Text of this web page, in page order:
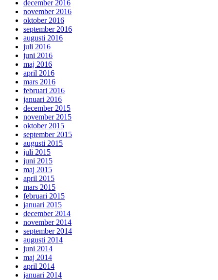
december 2016
november 2016
oktober 2016
september 2016
augusti 2016
juli 2016
juni 2016
maj 2016
april 2016
mars 2016
februari 2016
januari 2016
december 2015
november 2015
oktober 2015
september 2015
augusti 2015
juli 2015
juni 2015
maj 2015
april 2015
mars 2015
februari 2015
januari 2015
december 2014
november 2014
september 2014
augusti 2014
juni 2014
maj 2014
april 2014
januari 2014